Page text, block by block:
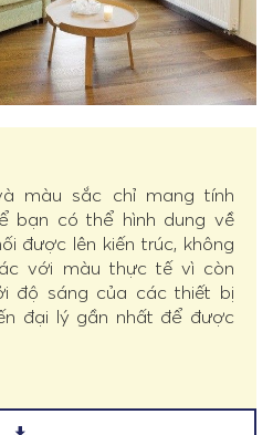
màu sắc chỉ mang tính
bạn có thể hình dung về
được lên kiến trúc, không
với màu thực tế vì còn
độ sáng của các thiết bị
đại lý gần nhất để được